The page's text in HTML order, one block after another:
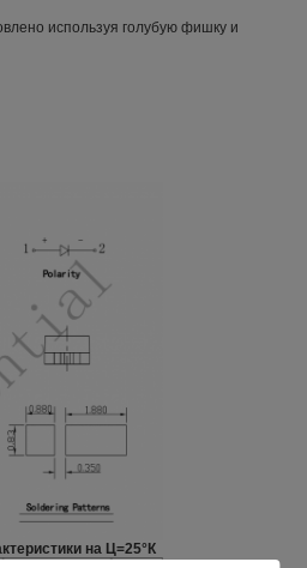
используя голубую фишку и
на Ц=25°К